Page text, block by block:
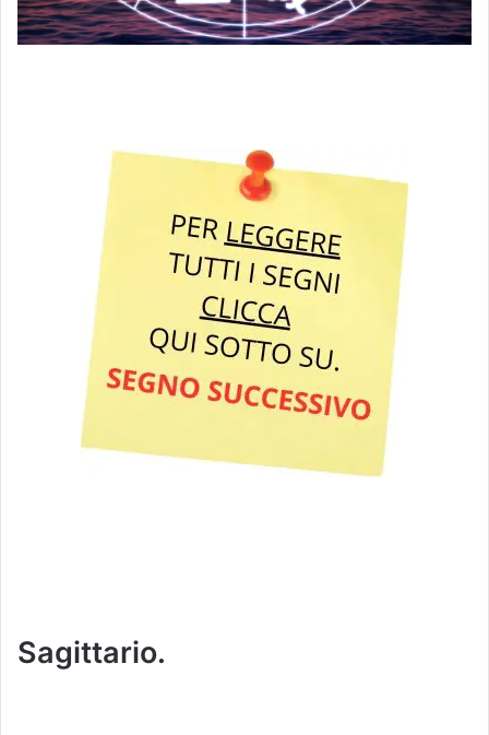
Sagittario.